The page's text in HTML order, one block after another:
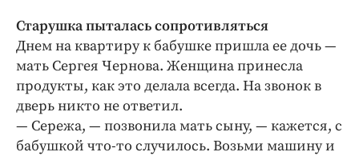
Старушка пыталась сопротивляться
Днем на квартиру к бабушке пришла ее дочь —
мать Сергея Чернова. Женщина принесла
продукты, как это делала всегда. На звонок в
дверь никто не ответил.
— Сережа, — позвонила мать сыну, — кажется, с
бабушкой что-то случилось. Возьми машину и